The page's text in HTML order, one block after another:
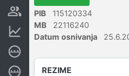
Vlasnička struktura
Dubinska bonitetna ocena
PIB
115120334
MB
22116240
Datum osnivanja
REZIME